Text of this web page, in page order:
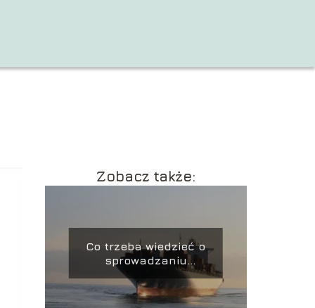
Zobacz także:
Co trzeba wiedzieć o
sprowadzaniu
towarów z Chin?